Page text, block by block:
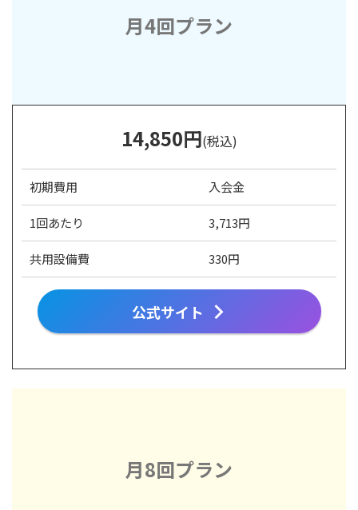
月4回プラン
14,850円(税込)
初期費用 入会金
1回あたり 3,713円
共用設備費 330円
公式サイト
月8回プラン